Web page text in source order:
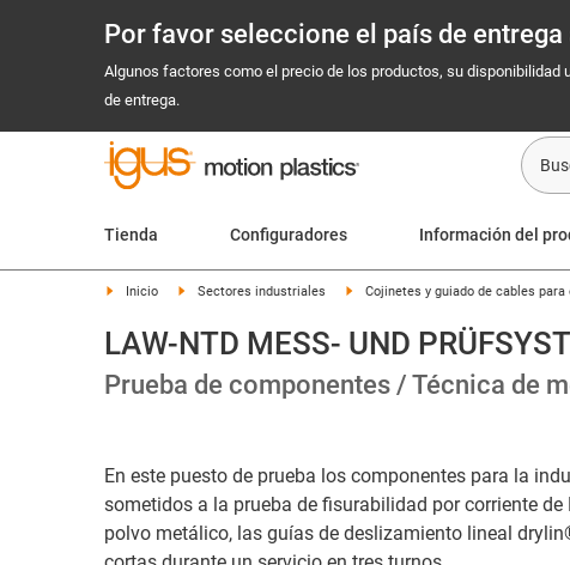
Por favor seleccione el país de entrega
Algunos factores como el precio de los productos, su
de entrega.
Tienda Configuradores Información del
Inicio Sectores industriales Cojinetes y guiado de cables
LAW-NTD MESS- UND
Prueba de componentes / Técnica de
En este puesto de prueba los componentes para la
sometidos a la prueba de fisurabilidad por corriente de
polvo metálico, las guías de deslizamiento lineal